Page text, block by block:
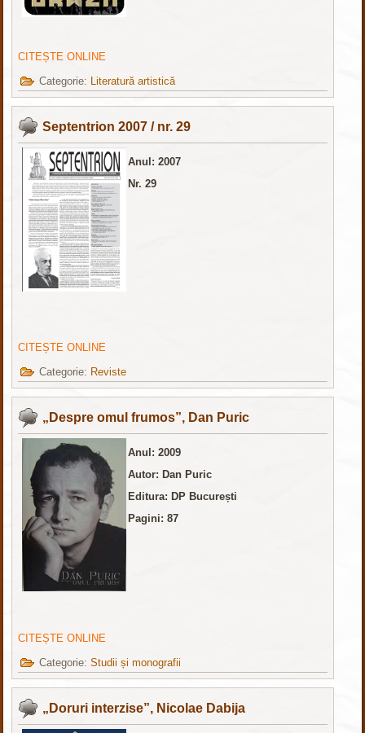
CITEȘTE ONLINE
Categorie:
Literatură artistică
Septentrion 2007 / nr. 29
Anul: 2007
Nr. 29
CITEȘTE ONLINE
Categorie: Reviste
„Despre omul frumos”, Dan Puric
Anul: 2009
Autor: Dan Puric
Editura: DP București
Pagini: 87
CITEȘTE ONLINE
Categorie:Studii și monografii
„Doruri interzise”, Nicolae Dabija